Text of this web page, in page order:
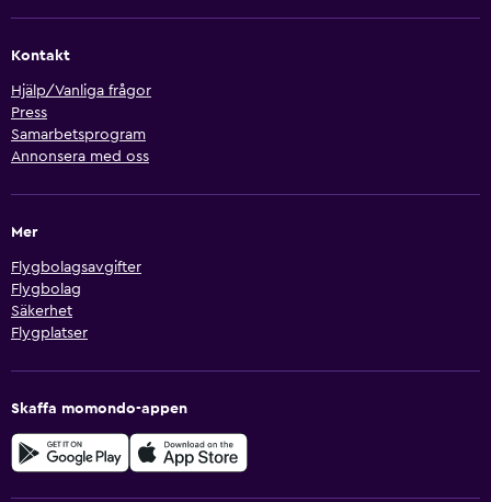
Kontakt
Hjälp/Vanliga frågor
Press
Samarbetsprogram
Annonsera med oss
Mer
Flygbolagsavgifter
Flygbolag
Säkerhet
Flygplatser
Skaffa momondo-appen